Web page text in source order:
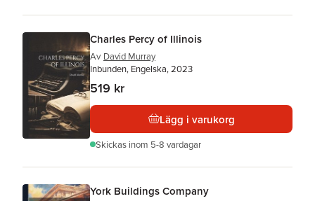
Charles Percy of Illinois
Av David Murray
Inbunden, Engelska, 2023
519 kr
Lägg i varukorg
Skickas inom 5-8 vardagar
York Buildings Company